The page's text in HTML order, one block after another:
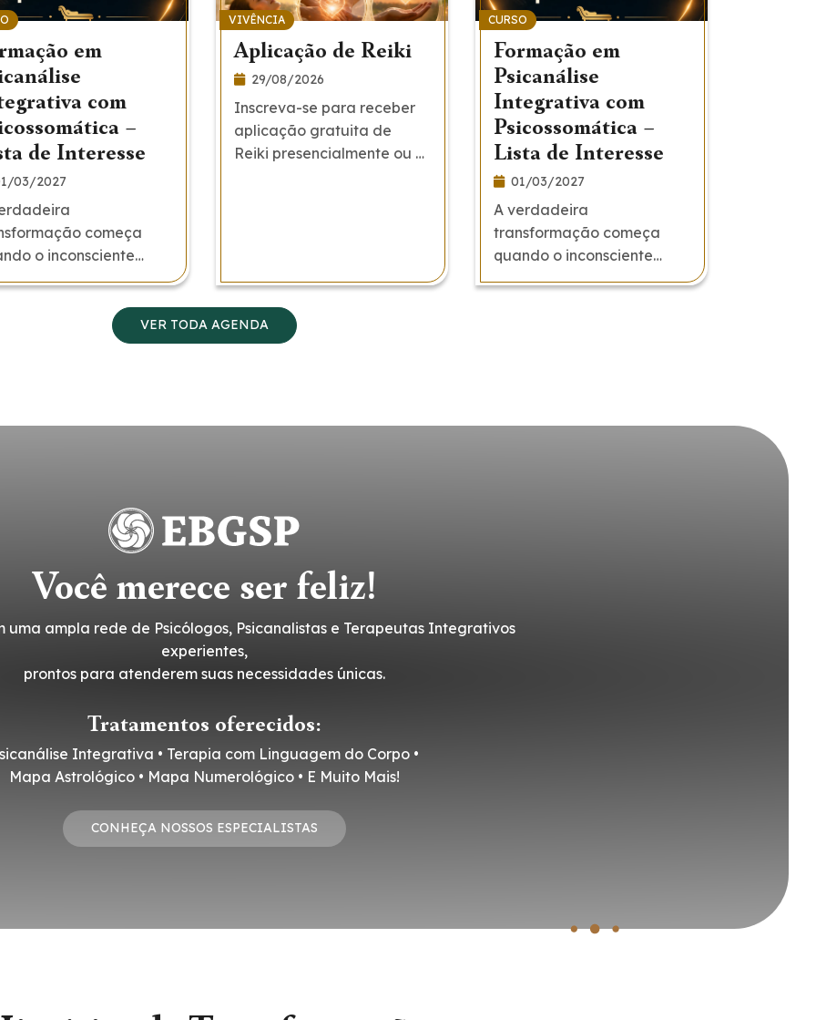
em
com
–
de Interesse
03/2027
começa
o inconsciente
escuta.
VIVÊNCIA
Aplicação de Reiki
29/08/2026
Inscreva-se para receber
aplicação gratuita de
Reiki presencialmente ou à
CURSO
Formação em
Psicanálise
Integrativa com
Psicossomática –
Lista de Interesse
01/03/2027
A verdadeira
transformação começa
quando o inconsciente
encontra escuta.
VER TODA AGENDA
Você merece ser feliz!
uma ampla rede de Psicólogos, Psicanalistas e Terapeutas Integrativos
experientes,
prontos para atenderem suas necessidades únicas.
Tratamentos oferecidos:
Integrativa • Terapia com Linguagem do Corpo •
Mapa Astrológico • Mapa Numerológico • E Muito Mais!
CONHEÇA NOSSOS ESPECIALISTAS